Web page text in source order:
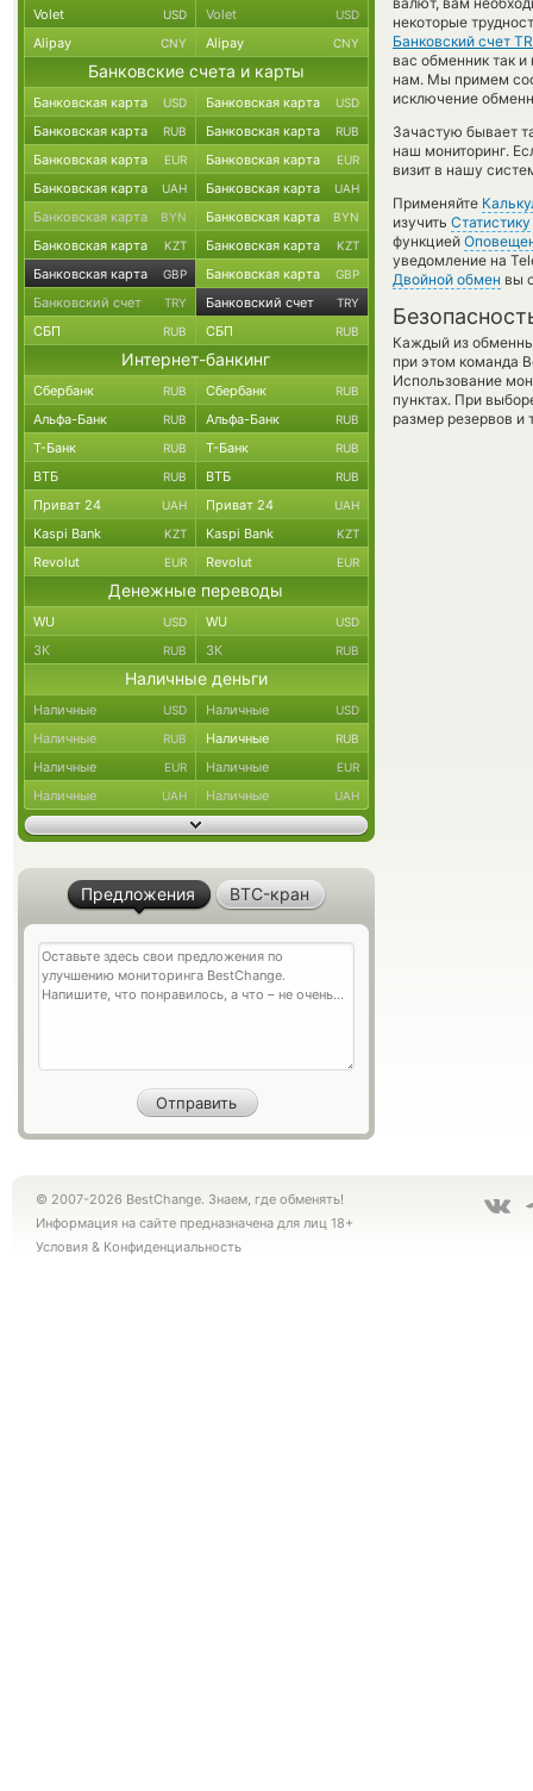
некоторые
Банковский счет
вас обменник так
нам. Мы примем
исключение
Зачастую бывает
наш мониторинг.
визит в нашу
Применяйте
изучить Статистику
функцией
уведомление на
Двойной обмен вы
Каждый из
при этом команда
Использование
пунктах. При
размер резервов и
Volet USD Volet USD
Alipay CNY Alipay CNY
Банковские счета и карты
Банковская карта USD Банковская карта USD
Банковская карта RUB Банковская карта RUB
Банковская карта EUR Банковская карта EUR
Банковская карта UAH Банковская карта UAH
Банковская карта BYN Банковская карта BYN
Банковская карта KZT Банковская карта KZT
Банковская карта GBP Банковская карта GBP
Банковский счет TRY Банковский счет TRY
СБП RUB СБП RUB
Интернет-банкинг
Сбербанк RUB Сбербанк RUB
Альфа-Банк RUB Альфа-Банк RUB
Т-Банк RUB Т-Банк RUB
ВТБ RUB ВТБ RUB
Приват 24 UAH Приват 24 UAH
Kaspi Bank KZT Kaspi Bank KZT
Revolut EUR Revolut EUR
Денежные переводы
WU USD WU USD
ЗК RUB ЗК RUB
Наличные деньги
Наличные USD Наличные USD
Наличные RUB Наличные RUB
Наличные EUR Наличные EUR
Наличные UAH Наличные UAH
Предложения BTC-кран
© 2007-2026 BestChange. Знаем, где обменять!
Информация на сайте предназначена для лиц 18+
Условия & Конфиденциальность